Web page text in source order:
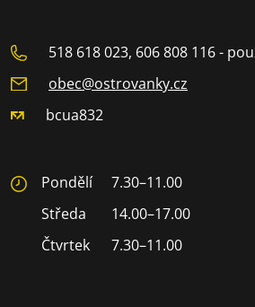
518 618 023, 606 808 116 -
obec@ostrovanky.cz
bcua832
Pondělí
7.30–11.00
Středa
14.00–17.00
Čtvrtek
7.30–11.00